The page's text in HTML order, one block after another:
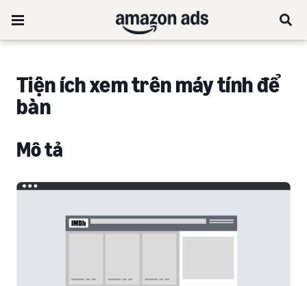
Tiện ích xem trên máy tính để
bàn
Mô tả